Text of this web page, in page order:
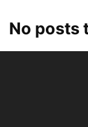
No posts